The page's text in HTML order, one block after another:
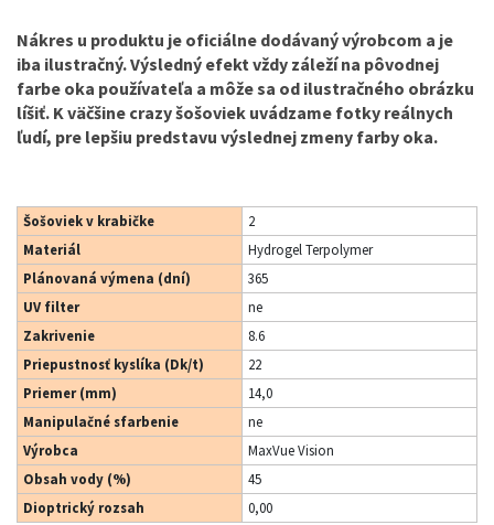
Nákres u produktu je oficiálne dodávaný výrobcom a je
iba ilustračný. Výsledný efekt vždy záleží na pôvodnej
farbe oka používateľa a môže sa od ilustračného obrázku
líšiť. K väčšine crazy šošoviek uvádzame fotky reálnych
ľudí, pre lepšiu predstavu výslednej zmeny farby oka.
Šošoviek v krabičke
2
Materiál
Hydrogel Terpolymer
Plánovaná výmena (dní)
365
UV filter
ne
Zakrivenie
8.6
Priepustnosť kyslíka (Dk/t)
22
Priemer (mm)
14,0
Manipulačné sfarbenie
ne
Výrobca
MaxVue Vision
Obsah vody (%)
45
Dioptrický rozsah
0,00